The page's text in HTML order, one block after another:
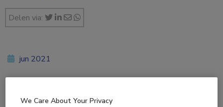
Delen via:
jun 2021
Vakgebieden:
We Care About Your Privacy